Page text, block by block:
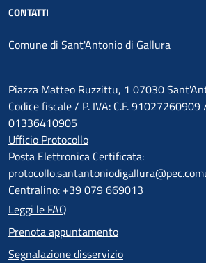
CONTATTI
Comune di Sant'Antonio di Gallura
Piazza Matteo Ruzzittu, 1 07030
Codice fiscale / P. IVA: C.F. 91027260909
01336410905
Ufficio Protocollo
Posta Elettronica Certificata:
Centralino: +39 079 669013
Leggi le FAQ
Prenota appuntamento
Segnalazione disservizio